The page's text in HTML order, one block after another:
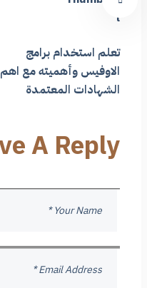
تعلم استخدام برامج
الاوفيس وأهميته مع اهم
الشهادات المعتمدة
A Reply